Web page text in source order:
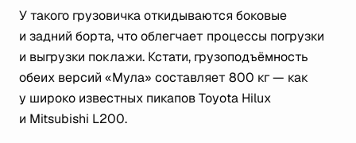
У такого грузовичка откидываются боковые
и задний борта, что облегчает процессы погрузки
и выгрузки поклажи. Кстати, грузоподъёмность
обеих версий «Мула» составляет 800 кг — как
у широко известных пикапов Toyota Hilux
и Mitsubishi L200.